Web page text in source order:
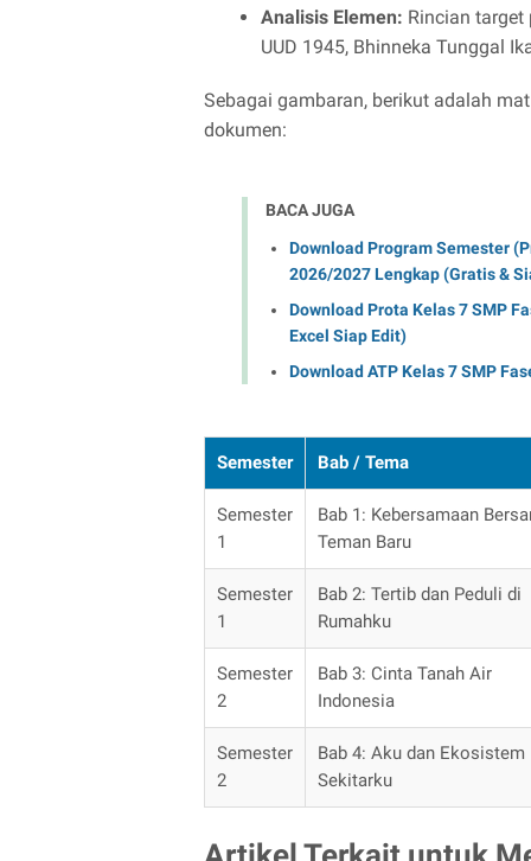
Analisis Elemen: Rincian target
UUD 1945, Bhinneka Tunggal
Sebagai gambaran, berikut adalah
dokumen:
BACA JUGA
Download Program Semester
2026/2027 Lengkap (Gratis &
Download Prota Kelas 7 SMP
Excel Siap Edit)
Download ATP Kelas 7 SMP
Semester Bab / Tema
Semester
1
Bab 1: Kebersamaan
Teman Baru
Semester
1
Bab 2: Tertib dan Peduli di
Rumahku
Semester
2
Bab 3: Cinta Tanah Air
Indonesia
Semester
2
Bab 4: Aku dan Ekosistem
Sekitarku